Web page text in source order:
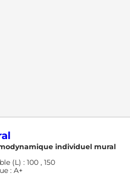
individuel mural
(L) :100,150
:A+